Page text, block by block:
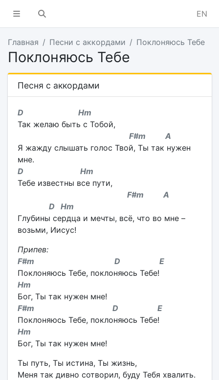
EN
Главная Песни с аккордами Поклоняюсь Тебе
Поклоняюсь Тебе
Песня с аккордами
D Hm
Так желаю быть с Тобой,
F#m A
Я жажду слышать голос Твой, Ты так нужен
мне.
D Hm
Тебе известны все пути,
F#m A
D Hm
Глубины сердца и мечты, всё, что во мне –
возьми, Иисус!
Припев:
F#m D E
Поклоняюсь Тебе, поклоняюсь Тебе!
Hm
Бог, Ты так нужен мне!
F#m D E
Поклоняюсь Тебе, поклоняюсь Тебе!
Hm
Бог, Ты так нужен мне!
Ты путь, Ты истина, Ты жизнь,
Меня так дивно сотворил, буду Тебя хвалить.